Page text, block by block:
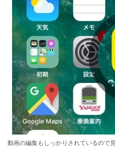
動画の編集もしっかりされているので